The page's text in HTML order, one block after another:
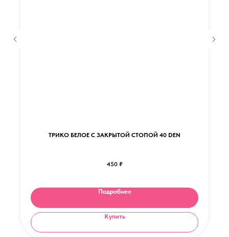
ТРИКО БЕЛОЕ С ЗАКРЫТОЙ СТОПОЙ 40 DEN
450 ₽
Подробнее
Купить